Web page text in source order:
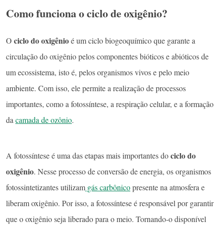
Como funciona o ciclo de oxigênio?
O ciclo do oxigênioé um ciclo biogeoquímico que garante a
circulação do oxigênio pelos componentes bióticos e abióticos de
um ecossistema, isto é, pelos organismos vivos e pelo meio
ambiente. Com isso, ele permite a realização de processos
importantes, como a fotossíntese, a respiração celular, e a formação
dacamada de ozônio.
A fotossíntese é uma das etapas mais importantes dociclo do
oxigênio. Nesse processo de conversão de energia, os organismos
fotossintetizantes utilizam gás carbônicopresente na atmosfera e
liberam oxigênio. Por isso, a fotossíntese é responsável por garantir
que o oxigênio seja liberado para o meio. Tornando-o disponível